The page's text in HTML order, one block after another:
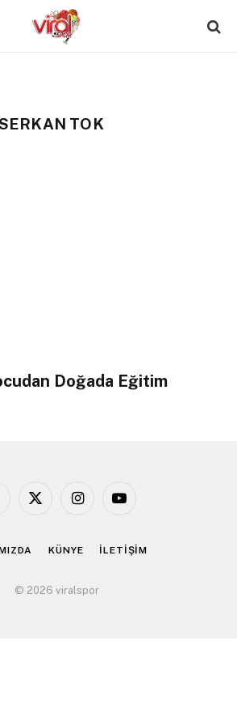
TOK
Doğada Eğitim
X
InstagramYouTube
KÜNYE İLETİŞİM
© 2026 viralspor